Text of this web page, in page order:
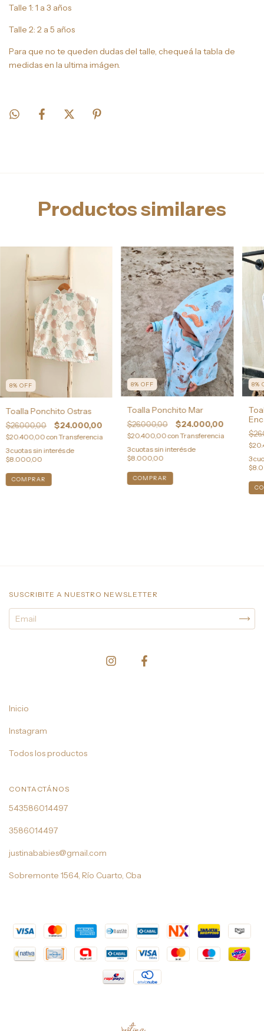
Talle 1: 1 a 3 años
Talle 2: 2 a 5 años
Para que no te queden dudas del talle, chequeá la tabla de
medidas en la ultima imágen.
Productos similares
8% OFF
Toalla Ponchito Ostras
$26.000,00 $24.000,00
$20.400,00conTransferencia
3cuotas sin interés de
$8.000,00
COMPRAR
8% OFF
Toalla Ponchito Mar
$26.000,00 $24.000,00
$20.400,00conTransferencia
3cuotas sin interés de
$8.000,00
COMPRAR
8%
3
SUSCRIBITE A NUESTRO NEWSLETTER
Inicio
Instagram
Todos los productos
CONTACTÁNOS
543586014497
3586014497
justinababies@gmail.com
Sobremonte 1564, Río Cuarto, Cba